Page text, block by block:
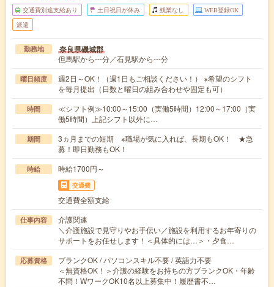
交通費別途支給あり 土日祝日が休み 残業なし WEB登録OK
派遣
勤務地 奈良県磯城郡
但馬駅から---分／石見駅から---分
曜日頻度
週2日～OK！（週1日もご相談ください！） ※希望のシフト
を毎月提出（日数と曜日の組み合わせや固定も可）
時間
≪シフト例≫10:00～15:00（実働5時間）12:00～17:00（実
働5時間）上記シフト以外に…
期間
3ヵ月までの短期 ※職場が気に入れば、長期もOK！ ★急
募！即日勤務もOK！
時給 時給1700円～
交通費
交通費全額支給
仕事内容
介護関連
＼介護施設で見守りやお手伝い／施設を利用するお年寄りの
サポートをお任せします！＜具体的には…＞・夕食…
応募資格
ブランクOK / パソコンスキル不要 / 英語力不要
＜無資格OK！＞介護の経験をお持ちの方ブランクOK・年齢
不問！WワークOK10名以上募集中！履歴書不…